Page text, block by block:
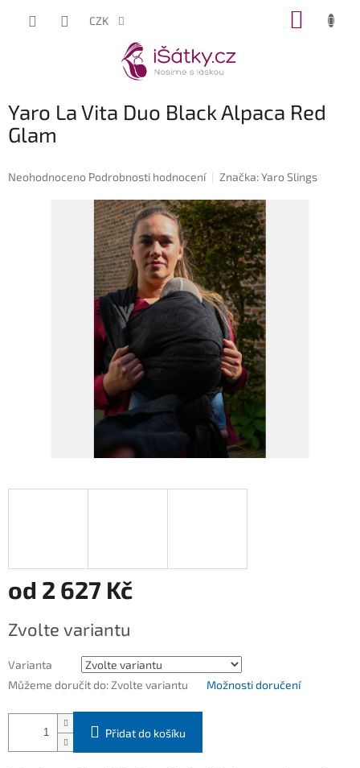
CZK
Yaro La Vita Duo Black Alpaca Red
Glam
Průměrné
Neohodnoceno Podrobnosti hodnocení Značka:Yaro Slings
od 2 627 Kč
cena:
Zvolte variantu
Varianta
Můžeme doručit do: Zvolte variantu Možnosti doručení
Přidat do košíku